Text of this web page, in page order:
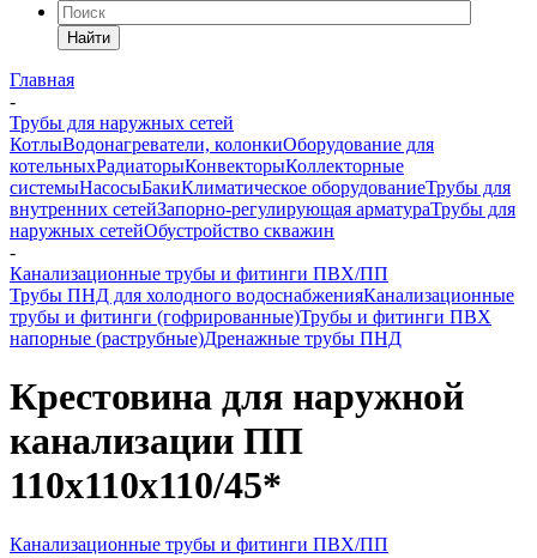
Найти
Главная
-
Трубы для наружных сетей
КотлыВодонагреватели, колонкиОборудование для
котельныхРадиаторыКонвекторыКоллекторные
системыНасосыБакиКлиматическое оборудованиеТрубы для
внутренних сетейЗапорно-регулирующая арматураТрубы для
наружных сетейОбустройство скважин
-
Канализационные трубы и фитинги ПВХ/ПП
Трубы ПНД для холодного водоснабженияКанализационные
трубы и фитинги (гофрированные)Трубы и фитинги ПВХ
напорные (раструбные)Дренажные трубы ПНД
Крестовина для наружной
канализации ПП
110x110x110/45*
Канализационные трубы и фитинги ПВХ/ПП